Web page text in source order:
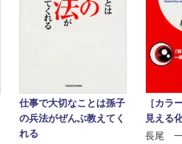
仕事で大切なことは孫子
の兵法がぜんぶ教えてく
れる
［カラ
見える
長尾